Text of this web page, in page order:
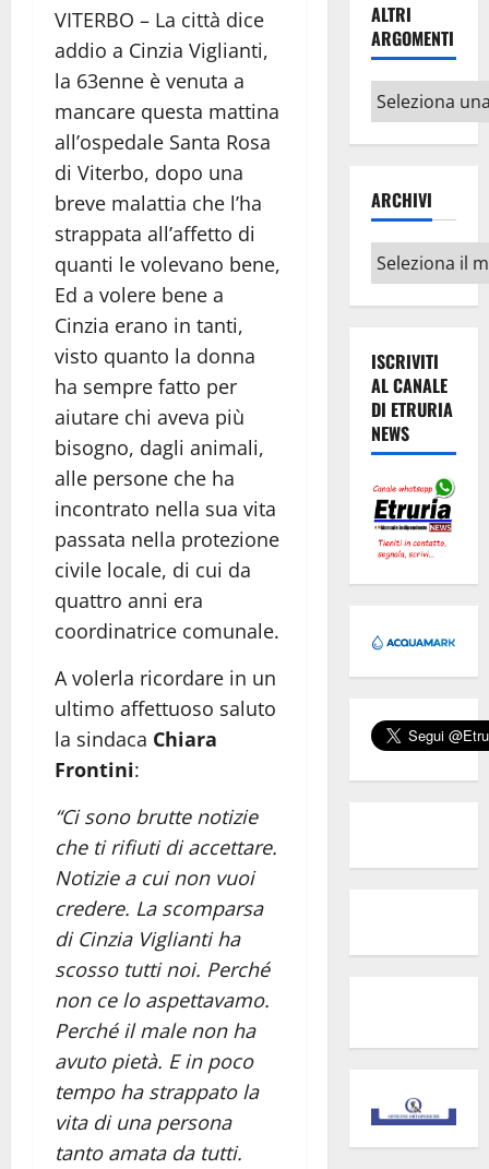
VITERBO – La città dice
addio a Cinzia Viglianti,
la 63enne è venuta a
mancare questa mattina
all’ospedale Santa Rosa
di Viterbo, dopo una
breve malattia che l’ha
strappata all’affetto di
quanti le volevano bene,
Ed a volere bene a
Cinzia erano in tanti,
visto quanto la donna
ha sempre fatto per
aiutare chi aveva più
bisogno, dagli animali,
alle persone che ha
incontrato nella sua vita
passata nella protezione
civile locale, di cui da
quattro anni era
coordinatrice comunale.
A volerla ricordare in un
ultimo affettuoso saluto
la sindaca Chiara
Frontini:
“Ci sono brutte notizie
che ti rifiuti di accettare.
Notizie a cui non vuoi
credere. La scomparsa
di Cinzia Viglianti ha
scosso tutti noi. Perché
non ce lo aspettavamo.
Perché il male non ha
avuto pietà. E in poco
tempo ha strappato la
vita di una persona
tanto amata da tutti.
ALTRI
ARGOMENTI
Altri
argomenti
ARCHIVI
Archivi
ISCRIVITI
AL CANALE
DI ETRURIA
NEWS